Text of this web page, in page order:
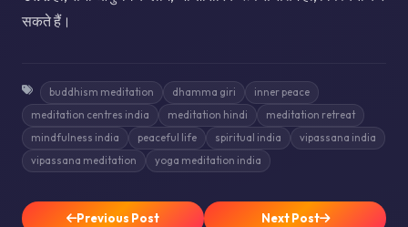
सकते हैं।
buddhism meditation dhamma giri
inner peace
meditation centres india
meditation hindi
meditation retreat
mindfulness india
peaceful life spiritual india
vipassana india
vipassana meditation
yoga meditation india
Previous Post Next Post